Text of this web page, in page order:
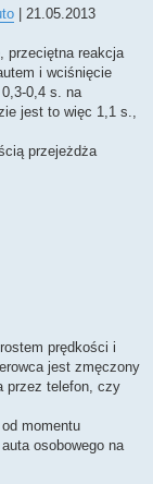
| 21.05.2013
przeciętna reakcja
i wciśnięcie
0,4 s. na
jest to więc 1,1 s.,
przejeżdża
prędkości i
jest zmęczony
przez telefon, czy
momentu
osobowego na